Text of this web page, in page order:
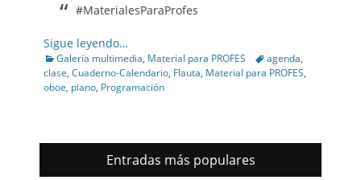
#MaterialesParaProfes
Sigue leyendo…
Categories
Galería multimedia, Material para PROFES Tagsagenda,
clase, Cuaderno-Calendario, Flauta, Material para PROFES,
oboe, piano, Programación
Entradas más populares